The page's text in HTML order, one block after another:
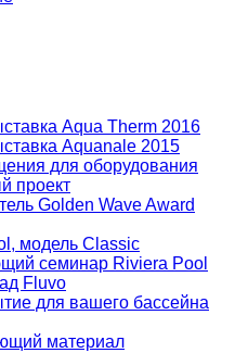
Aqua Therm 2016
Aquanale 2015
для оборудования
проект
Golden Wave Award
модель Classic
семинар Riviera Pool
Fluvo
для вашего бассейна
материал